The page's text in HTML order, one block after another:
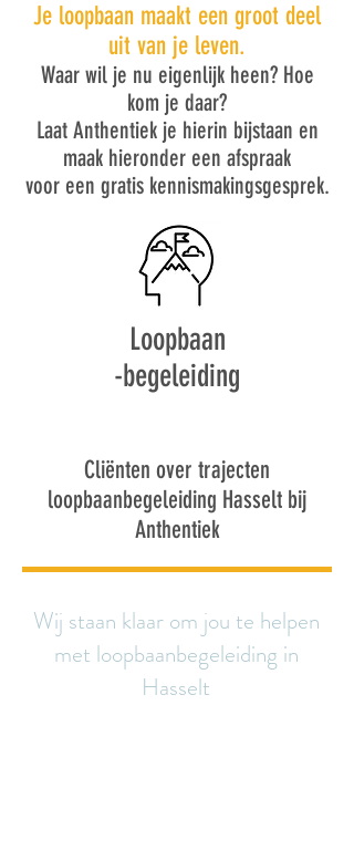
Je loopbaan maakt een groot deel
uit van je leven.
Waar wil je nu eigenlijk heen? Hoe
kom je daar?
Laat Anthentiek je hierin bijstaan en
maak hieronder een afspraak
voor een gratis kennismakingsgesprek.
Loopbaan
-begeleiding
Cliënten over trajecten
loopbaanbegeleiding Hasselt bij
Anthentiek
Wij staan klaar om jou te helpen
met loopbaanbegeleiding in
Hasselt